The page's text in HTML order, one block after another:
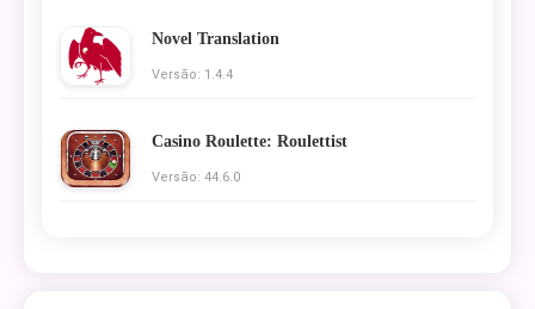
Novel Translation
Versão: 1.4.4
Casino Roulette: Roulettist
Versão: 44.6.0